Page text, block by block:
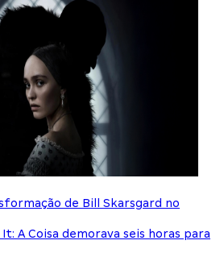
de Bill Skarsgard no
A Coisa demorava seis horas para